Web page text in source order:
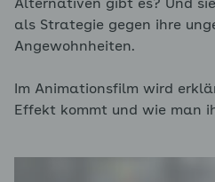
Alternativen gibt es? Und
als Strategie gegen ihre
Angewohnheiten.
Im Animationsfilm wird
Effekt kommt und wie man